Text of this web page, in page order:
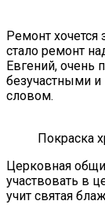
Ремонт хочется
стало ремонт
Евгений, очень
безучастными
словом.
Покраска
Церковная
участвовать в
учит святая